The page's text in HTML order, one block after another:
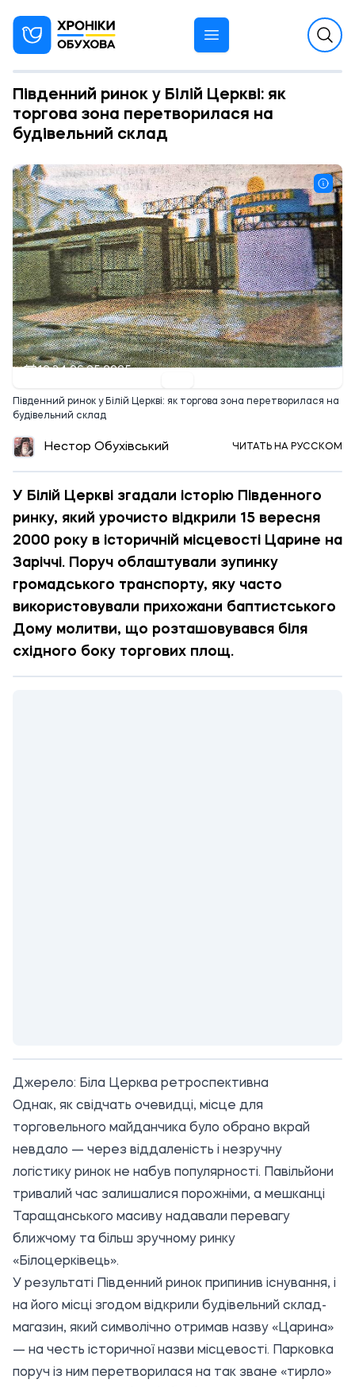
Південний ринок у Білій Церкві: як
торгова зона перетворилася на
будівельний склад
12:34 06.05.2025
Південний ринок у Білій Церкві: як торгова зона перетворилася на
будівельний склад
Нестор Обухівський ЧИТАТЬ НА РУССКОМ
У Білій Церкві згадали історію Південного
ринку, який урочисто відкрили 15 вересня
2000 року в історичній місцевості Царине на
Заріччі. Поруч облаштували зупинку
громадського транспорту, яку часто
використовували прихожани баптистського
Дому молитви, що розташовувався біля
східного боку торгових площ.
Джерело: Біла Церква ретроспективна
Однак, як свідчать очевидці, місце для
торговельного майданчика було обрано вкрай
невдало — через віддаленість і незручну
логістику ринок не набув популярності. Павільйони
тривалий час залишалися порожніми, а мешканці
Таращанського масиву надавали перевагу
ближчому та більш зручному ринку
«Білоцерківець».
У результаті Південний ринок припинив існування, і
на його місці згодом відкрили будівельний склад-
магазин, який символічно отримав назву «Царина»
— на честь історичної назви місцевості. Парковка
поруч із ним перетворилася на так зване «тирло»